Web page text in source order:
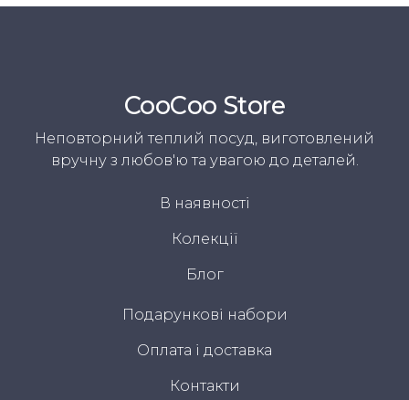
CooСoo Store
Неповторний теплий посуд, виготовлений
вручну з любов'ю та увагою до деталей.
В наявності
Колекції
Блог
Подарункові набори
Оплата і доставка
Контакти